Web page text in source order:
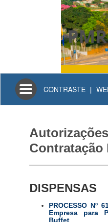
Toggle
navigation
CONTRASTE |
Contratação
DISPENSAS
PROCESSO Nº
Empresa para
Buffet